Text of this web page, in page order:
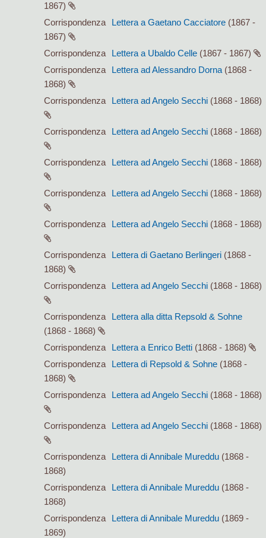
1867)
Corrispondenza
Lettera a Gaetano Cacciatore (1867 -
1867)
Corrispondenza
Lettera a Ubaldo Celle (1867 - 1867)
Corrispondenza
Lettera ad Alessandro Dorna (1868 -
1868)
Corrispondenza
Lettera ad Angelo Secchi (1868 - 1868)
Corrispondenza Lettera ad Angelo Secchi (1868 - 1868)
Corrispondenza Lettera ad Angelo Secchi (1868 - 1868)
Corrispondenza Lettera ad Angelo Secchi (1868 - 1868)
Corrispondenza Lettera ad Angelo Secchi (1868 - 1868)
Corrispondenza Lettera di Gaetano Berlingeri (1868 -
1868)
Corrispondenza
Lettera ad Angelo Secchi (1868 - 1868)
Corrispondenza
Lettera alla ditta Repsold & Sohne
(1868 - 1868)
Corrispondenza
Lettera a Enrico Betti (1868 - 1868)
Corrispondenza
Lettera di Repsold & Sohne (1868 -
1868)
Corrispondenza
Lettera ad Angelo Secchi (1868 - 1868)
Corrispondenza Lettera ad Angelo Secchi (1868 - 1868)
Corrispondenza Lettera di Annibale Mureddu (1868 -
1868)
Corrispondenza
Lettera di Annibale Mureddu (1868 -
1868)
Corrispondenza
Lettera di Annibale Mureddu (1869 -
1869)